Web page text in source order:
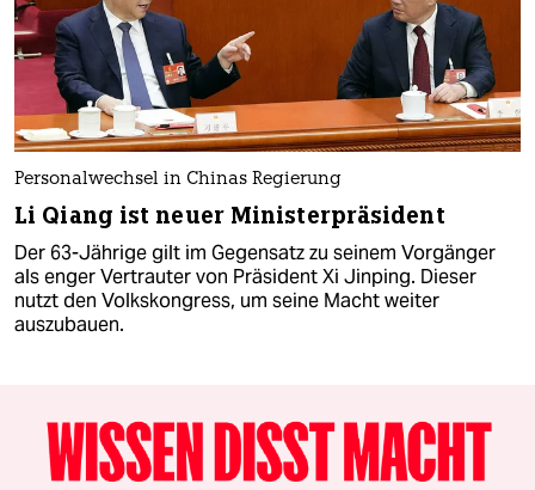
Personalwechsel in Chinas Regierung
Li Qiang ist neuer Ministerpräsident
Der 63-Jährige gilt im Gegensatz zu seinem Vorgänger
als enger Vertrauter von Präsident Xi Jinping. Dieser
nutzt den Volkskongress, um seine Macht weiter
auszubauen.